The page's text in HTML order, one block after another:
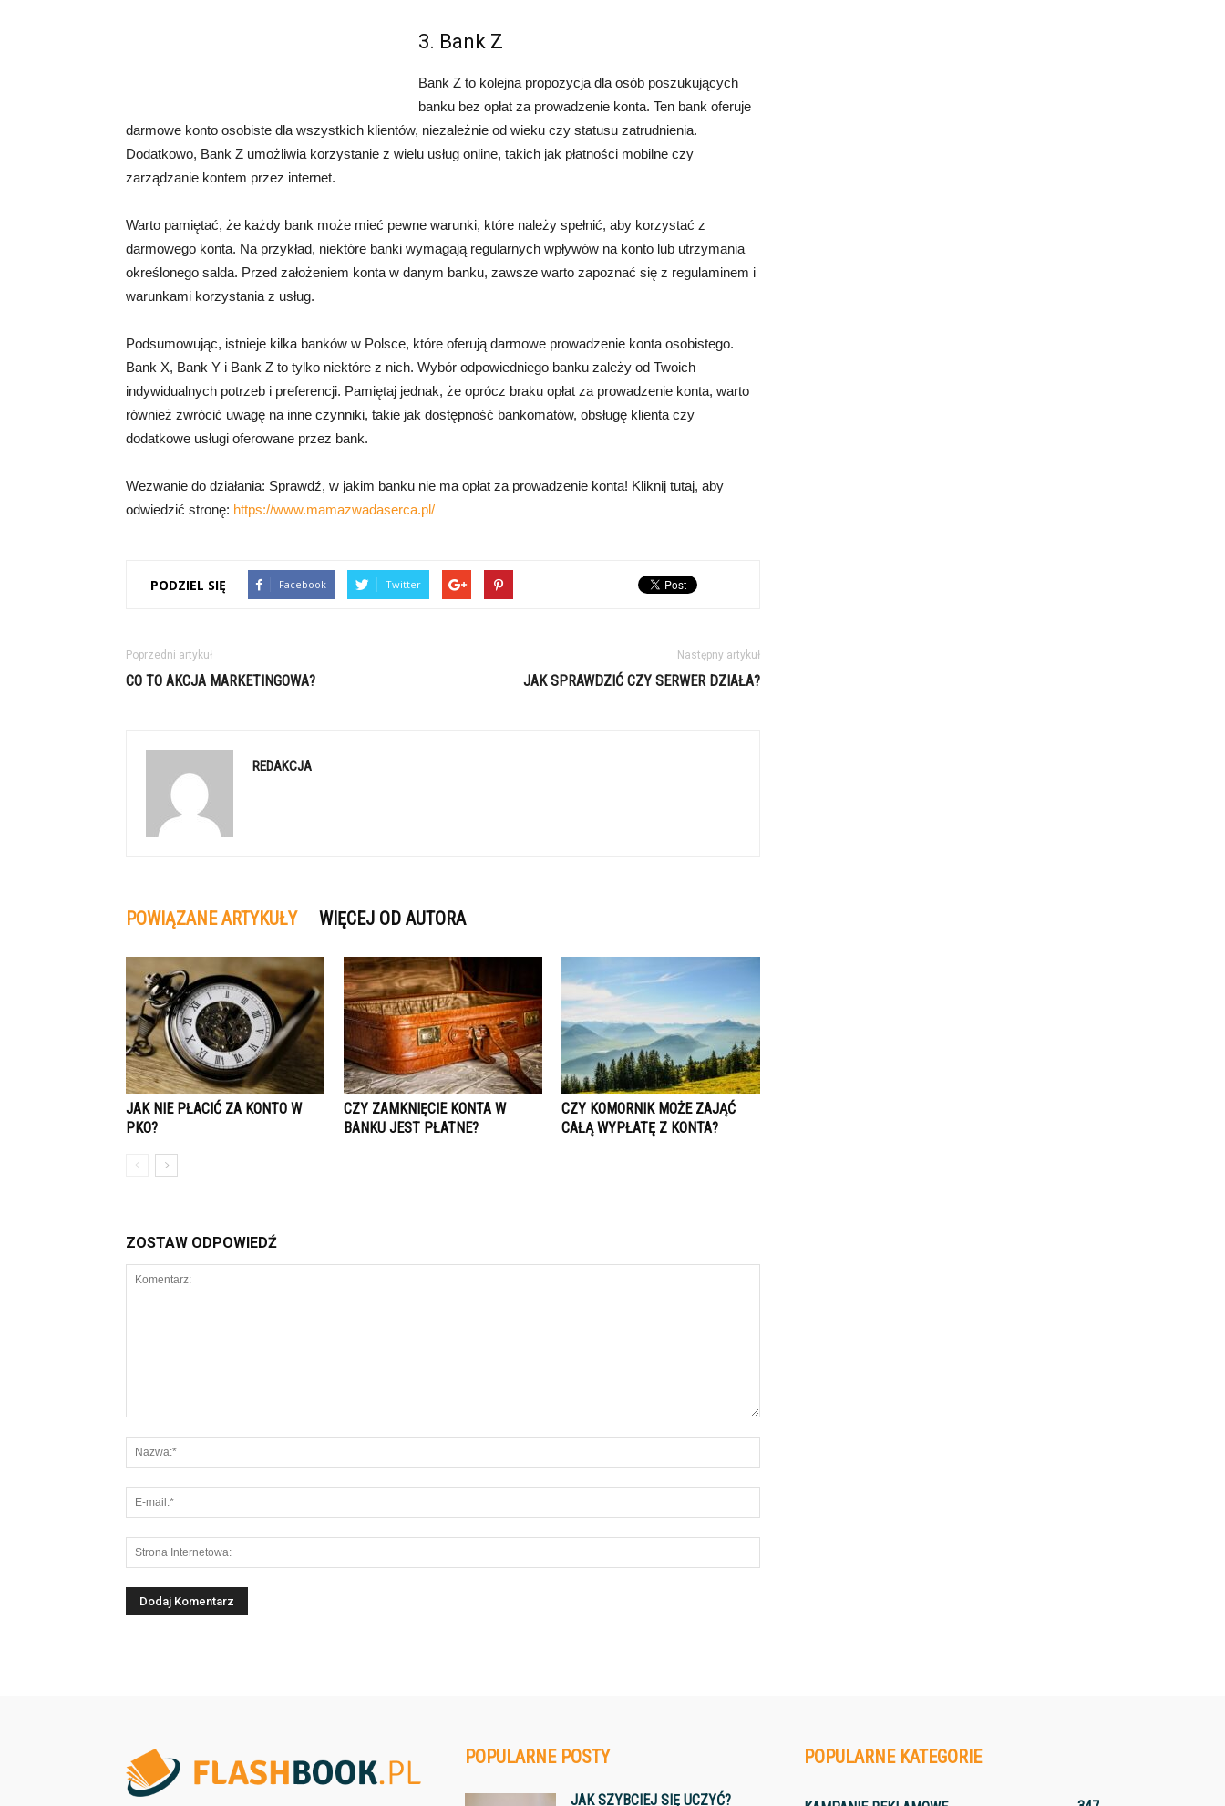
3. Bank Z
Bank Z to kolejna propozycja dla osób poszukujących
banku bez opłat za prowadzenie konta. Ten bank oferuje
darmowe konto osobiste dla wszystkich klientów, niezależnie od wieku czy statusu zatrudnienia.
Dodatkowo, Bank Z umożliwia korzystanie z wielu usług online, takich jak płatności mobilne czy
zarządzanie kontem przez internet.
Warto pamiętać, że każdy bank może mieć pewne warunki, które należy spełnić, aby korzystać z
darmowego konta. Na przykład, niektóre banki wymagają regularnych wpływów na konto lub utrzymania
określonego salda. Przed założeniem konta w danym banku, zawsze warto zapoznać się z regulaminem i
warunkami korzystania z usług.
Podsumowując, istnieje kilka banków w Polsce, które oferują darmowe prowadzenie konta osobistego.
Bank X, Bank Y i Bank Z to tylko niektóre z nich. Wybór odpowiedniego banku zależy od Twoich
indywidualnych potrzeb i preferencji. Pamiętaj jednak, że oprócz braku opłat za prowadzenie konta, warto
również zwrócić uwagę na inne czynniki, takie jak dostępność bankomatów, obsługę klienta czy
dodatkowe usługi oferowane przez bank.
Wezwanie do działania: Sprawdź, w jakim banku nie ma opłat za prowadzenie konta! Kliknij tutaj, aby
odwiedzić stronę: https://www.mamazwadaserca.pl/
PODZIEL SIĘ Facebook Twitter
Poprzedni artykuł
CO TO AKCJA MARKETINGOWA?
Następny artykuł
JAK SPRAWDZIĆ CZY SERWER DZIAŁA?
REDAKCJA
POWIĄZANE ARTYKUŁY WIĘCEJ OD AUTORA
JAK NIE PŁACIĆ ZA KONTO W
PKO?
CZY ZAMKNIĘCIE KONTA W
BANKU JEST PŁATNE?
CZY KOMORNIK MOŻE ZAJĄĆ
CAŁĄ WYPŁATĘ Z KONTA?
ZOSTAW ODPOWIEDŹ
POPULARNE POSTY
JAK SZYBCIEJ SIĘ UCZYĆ?
POPULARNE KATEGORIE